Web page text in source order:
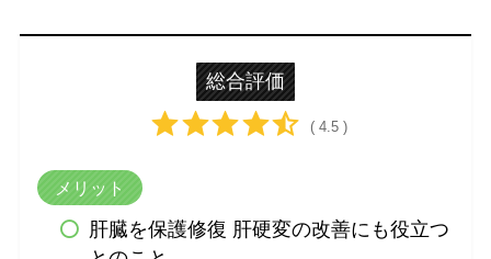
総合評価
( 4.5 )
メリット
肝臓を保護修復 肝硬変の改善にも役立つ